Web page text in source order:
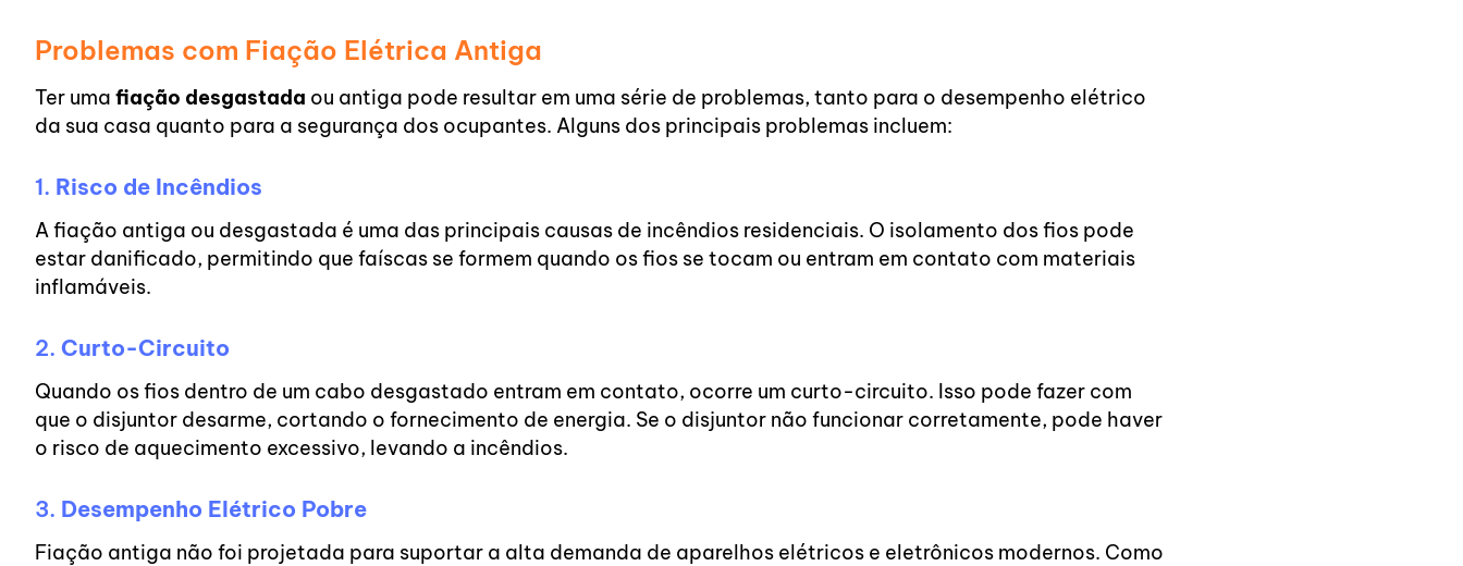
Problemas com Fiação Elétrica Antiga
Ter uma fiação desgastada ou antiga pode resultar em uma série de problemas, tanto para o desempenho elétrico
da sua casa quanto para a segurança dos ocupantes. Alguns dos principais problemas incluem:
1. Risco de Incêndios
A fiação antiga ou desgastada é uma das principais causas de incêndios residenciais. O isolamento dos fios pode
estar danificado, permitindo que faíscas se formem quando os fios se tocam ou entram em contato com materiais
inflamáveis.
2. Curto-Circuito
Quando os fios dentro de um cabo desgastado entram em contato, ocorre um curto-circuito. Isso pode fazer com
que o disjuntor desarme, cortando o fornecimento de energia. Se o disjuntor não funcionar corretamente, pode haver
o risco de aquecimento excessivo, levando a incêndios.
3. Desempenho Elétrico Pobre
Fiação antiga não foi projetada para suportar a alta demanda de aparelhos elétricos e eletrônicos modernos. Como